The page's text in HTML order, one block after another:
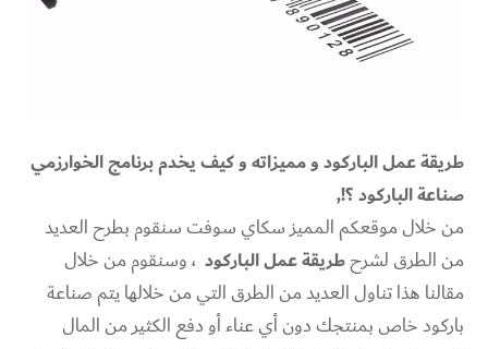
طريقة عمل الباركود و مميزاته و كيف يخدم برنامج الخوارزمي
صناعة الباركود ؟!,
من خلال موقعكم المميز سكاي سوفت سنقوم بطرح العديد
من الطرق لشرحطريقة عمل الباركود ، وسنقوم من خلال
مقالنا هذا تناول العديد من الطرق التي من خلالها يتم صناعة
باركود خاص بمنتجك دون أي عناء أو دفع الكثير من المال